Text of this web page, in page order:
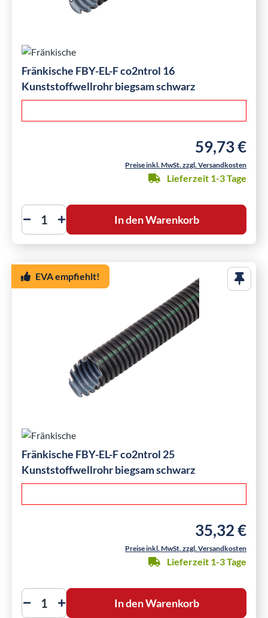
Fränkische FBY-EL-F co2ntrol 16
Kunststoffwellrohr biegsam schwarz
Regulärer
59,73 €
Preise inkl. MwSt. zzgl. Versandkosten
Lieferzeit 1-3 Tage
In den Warenkorb
EVA empfiehlt!
Fränkische FBY-EL-F co2ntrol 25
Kunststoffwellrohr biegsam schwarz
Regulärer
35,32 €
Preise inkl. MwSt. zzgl. Versandkosten
Lieferzeit 1-3 Tage
In den Warenkorb